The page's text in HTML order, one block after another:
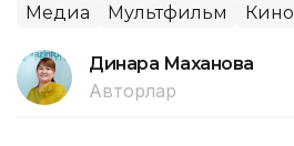
Медиа Мультфильм Кино
Динара Маханова
Авторлар